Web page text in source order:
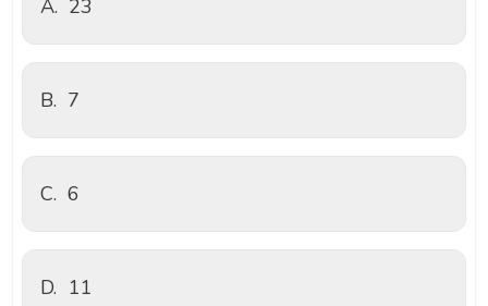
A. 23
B. 7
C. 6
D. 11